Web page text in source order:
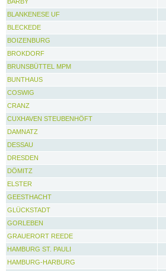
BLANKENESE UF
BLECKEDE
BOIZENBURG
BROKDORF
BRUNSBÜTTEL MPM
BUNTHAUS
COSWIG
CRANZ
CUXHAVEN STEUBENHÖFT
DAMNATZ
DESSAU
DRESDEN
DÖMITZ
ELSTER
GEESTHACHT
GLÜCKSTADT
GORLEBEN
GRAUERORT REEDE
HAMBURG ST. PAULI
HAMBURG-HARBURG